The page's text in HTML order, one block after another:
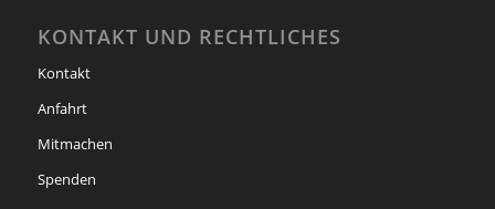
KONTAKT UND RECHTLICHES
Kontakt
Anfahrt
Mitmachen
Spenden